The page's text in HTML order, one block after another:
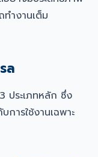
ทำงานเต็ม
ล
ประเภทหลัก ซึ่ง
ารใช้งานเฉพาะ